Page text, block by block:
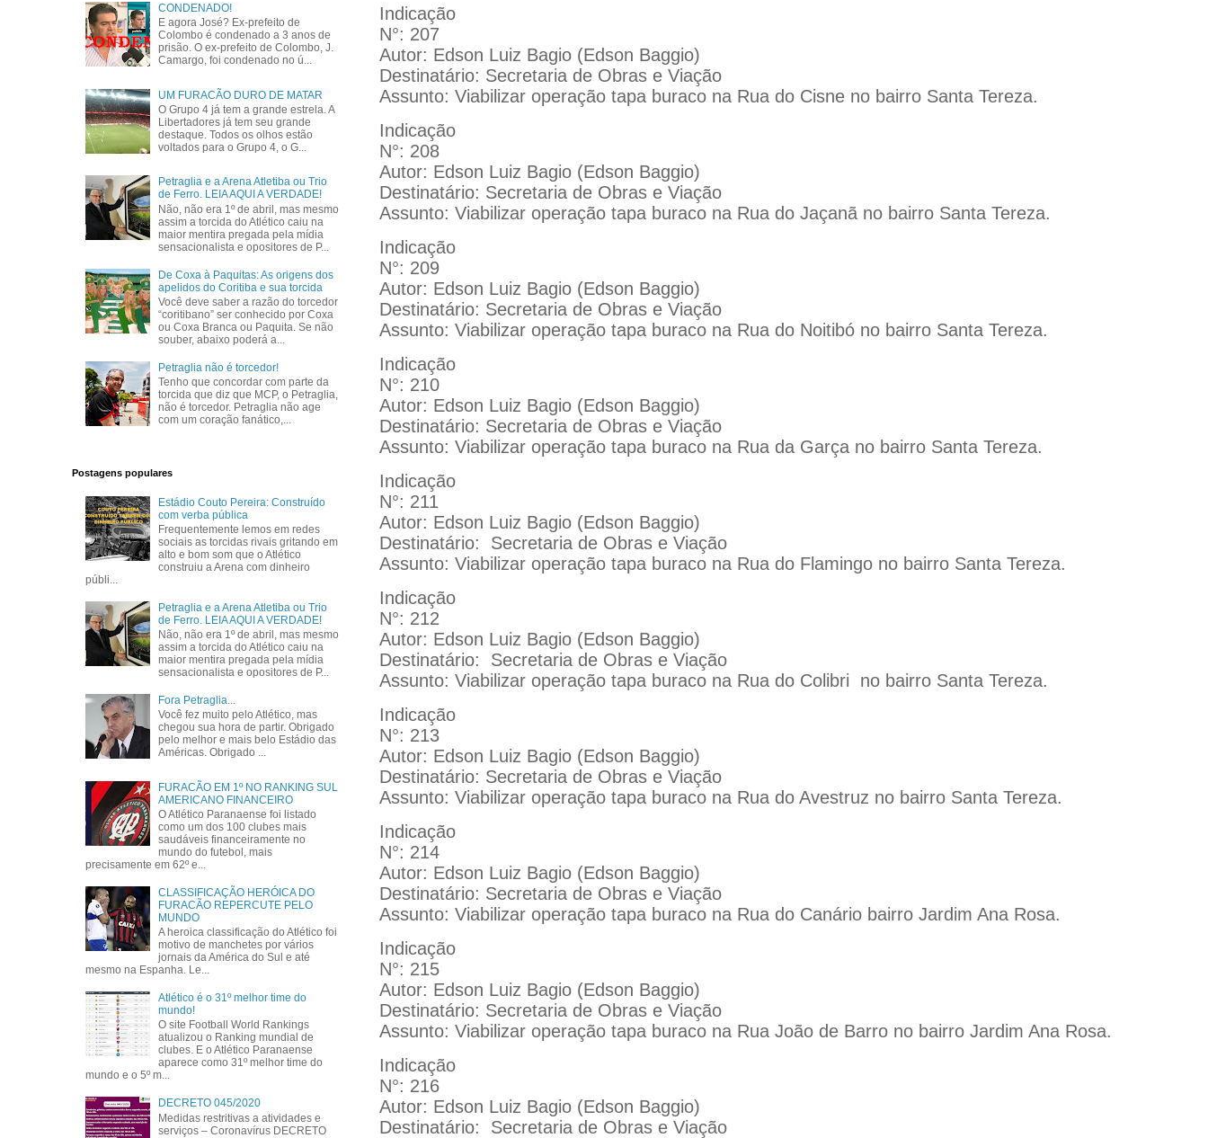
Indicação
N°: 207
Autor: Edson Luiz Bagio (Edson Baggio)
Destinatário: Secretaria de Obras e Viação
Assunto: Viabilizar operação tapa buraco na Rua do Cisne no bairro Santa Tereza.
Indicação
N°: 208
Autor: Edson Luiz Bagio (Edson Baggio)
Destinatário: Secretaria de Obras e Viação
Assunto: Viabilizar operação tapa buraco na Rua do Jaçanã no bairro Santa Tereza.
Indicação
N°: 209
Autor: Edson Luiz Bagio (Edson Baggio)
Destinatário: Secretaria de Obras e Viação
Assunto: Viabilizar operação tapa buraco na Rua do Noitibó no bairro Santa Tereza.
Indicação
N°: 210
Autor: Edson Luiz Bagio (Edson Baggio)
Destinatário: Secretaria de Obras e Viação
Assunto: Viabilizar operação tapa buraco na Rua da Garça no bairro Santa Tereza.
Indicação
N°: 211
Autor: Edson Luiz Bagio (Edson Baggio)
Destinatário:
Secretaria de Obras e Viação
Assunto: Viabilizar operação tapa buraco na Rua do Flamingo no bairro Santa Tereza.
Indicação
N°: 212
Autor: Edson Luiz Bagio (Edson Baggio)
Destinatário:
Secretaria de Obras e Viação
Assunto: Viabilizar operação tapa buraco na Rua do Colibri
no bairro Santa Tereza.
Indicação
N°: 213
Autor: Edson Luiz Bagio (Edson Baggio)
Destinatário: Secretaria de Obras e Viação
Assunto: Viabilizar operação tapa buraco na Rua do Avestruz no bairro Santa Tereza.
Indicação
N°: 214
Autor: Edson Luiz Bagio (Edson Baggio)
Destinatário: Secretaria de Obras e Viação
Assunto: Viabilizar operação tapa buraco na Rua do Canário bairro Jardim Ana Rosa.
Indicação
N°: 215
Autor: Edson Luiz Bagio (Edson Baggio)
Destinatário: Secretaria de Obras e Viação
Assunto: Viabilizar operação tapa buraco na Rua João de Barro no bairro Jardim Ana Rosa.
Indicação
N°: 216
Autor: Edson Luiz Bagio (Edson Baggio)
Destinatário:
Secretaria de Obras e Viação
CONDENADO!
E agora José? Ex-prefeito de
Colombo é condenado a 3 anos de
prisão. O ex-prefeito de Colombo, J.
Camargo, foi condenado no ú...
UM FURACÃO DURO DE MATAR
O Grupo 4 já tem a grande estrela. A
Libertadores já tem seu grande
destaque. Todos os olhos estão
voltados para o Grupo 4, o G...
Petraglia e a Arena Atletiba ou Trio
de Ferro. LEIA AQUI A VERDADE!
Não, não era 1º de abril, mas mesmo
assim a torcida do Atlético caiu na
maior mentira pregada pela mídia
sensacionalista e opositores de P...
De Coxa à Paquitas: As origens dos
apelidos do Coritiba e sua torcida
Você deve saber a razão do torcedor
“coritibano” ser conhecido por Coxa
ou Coxa Branca ou Paquita. Se não
souber, abaixo poderá a...
Petraglia não é torcedor!
Tenho que concordar com parte da
torcida que diz que MCP, o Petraglia,
não é torcedor. Petraglia não age
com um coração fanático,...
Postagens populares
Estádio Couto Pereira: Construído
com verba pública
Frequentemente lemos em redes
sociais as torcidas rivais gritando em
alto e bom som que o Atlético
construiu a Arena com dinheiro
públi...
Petraglia e a Arena Atletiba ou Trio
de Ferro. LEIA AQUI A VERDADE!
Não, não era 1º de abril, mas mesmo
assim a torcida do Atlético caiu na
maior mentira pregada pela mídia
sensacionalista e opositores de P...
Fora Petraglia...
Você fez muito pelo Atlético, mas
chegou sua hora de partir. Obrigado
pelo melhor e mais belo Estádio das
Américas. Obrigado ...
FURACÃO EM 1º NO RANKING SUL
AMERICANO FINANCEIRO
O Atlético Paranaense foi listado
como um dos 100 clubes mais
saudáveis financeiramente no
mundo do futebol, mais
precisamente em 62º e...
CLASSIFICAÇÃO HERÓICA DO
FURACÃO REPERCUTE PELO
MUNDO
A heroica classificação do Atlético foi
motivo de manchetes por vários
jornais da América do Sul e até
mesmo na Espanha. Le...
Atlético é o 31º melhor time do
mundo!
O site Football World Rankings
atualizou o Ranking mundial de
clubes. E o Atlético Paranaense
aparece como 31º melhor time do
mundo e o 5º m...
DECRETO 045/2020
Medidas restritivas a atividades e
serviços – Coronavírus DECRETO